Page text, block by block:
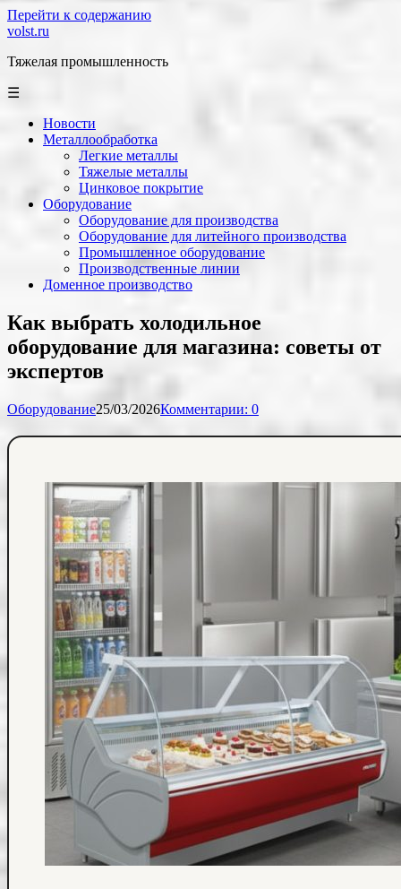
Перейти к содержанию
volst.ru
Тяжелая промышленность
☰
Новости
Металлообработка
Легкие металлы
Тяжелые металлы
Цинковое покрытие
Оборудование
Оборудование для производства
Оборудование для литейного производства
Промышленное оборудование
Производственные линии
Доменное производство
Как выбрать холодильное
оборудование для магазина: советы от
экспертов
Оборудование25/03/2026Комментарии: 0